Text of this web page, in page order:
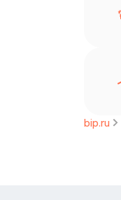
bip.ru